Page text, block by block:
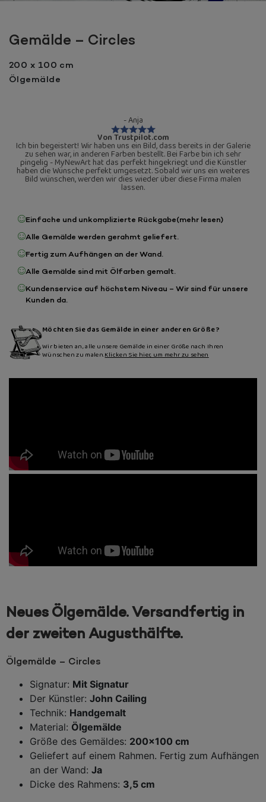
Gemälde – Circles
200 x 100 cm
Ölgemälde
- Anja
Von Trustpilot.com
Ich bin begeistert! Wir haben uns ein Bild, dass bereits in der Galerie
zu sehen war, in anderen Farben bestellt. Bei Farbe bin ich sehr
pingelig - MyNewArt hat das perfekt hingekriegt und die Künstler
haben die Wünsche perfekt umgesetzt. Sobald wir uns ein weiteres
Bild wünschen, werden wir dies wieder über diese Firma malen
lassen.
Einfache und unkomplizierte Rückgabe(mehr lesen)
Alle Gemälde werden gerahmt geliefert.
Fertig zum Aufhängen an der Wand.
Alle Gemälde sind mit Ölfarben gemalt.
Kundenservice auf höchstem Niveau – Wir sind für unsere
Kunden da.
Möchten Sie das Gemälde in einer anderen Größe?
Wir bieten an, alle unsere Gemälde in einer Größe nach Ihren
Wünschen zu malen.Klicken Sie hier, um mehr zu sehen
Neues Ölgemälde. Versandfertig in
der zweiten Augusthälfte.
Ölgemälde – Circles
Signatur: Mit Signatur
Der Künstler: John Cailing
Technik: Handgemalt
Material: Ölgemälde
Größe des Gemäldes: 200x100 cm
Geliefert auf einem Rahmen. Fertig zum Aufhängen
an der Wand: Ja
Dicke des Rahmens: 3,5 cm